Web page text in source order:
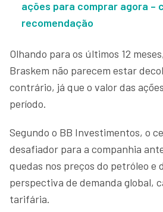
ações para comprar agora –
recomendação
Olhando para os últimos 12
Braskem não parecem estar
contrário, já que o valor das
período.
Segundo o BB Investimentos, o
desafiador para a companhia
quedas nos preços do petróleo e
perspectiva de demanda global,
tarifária.